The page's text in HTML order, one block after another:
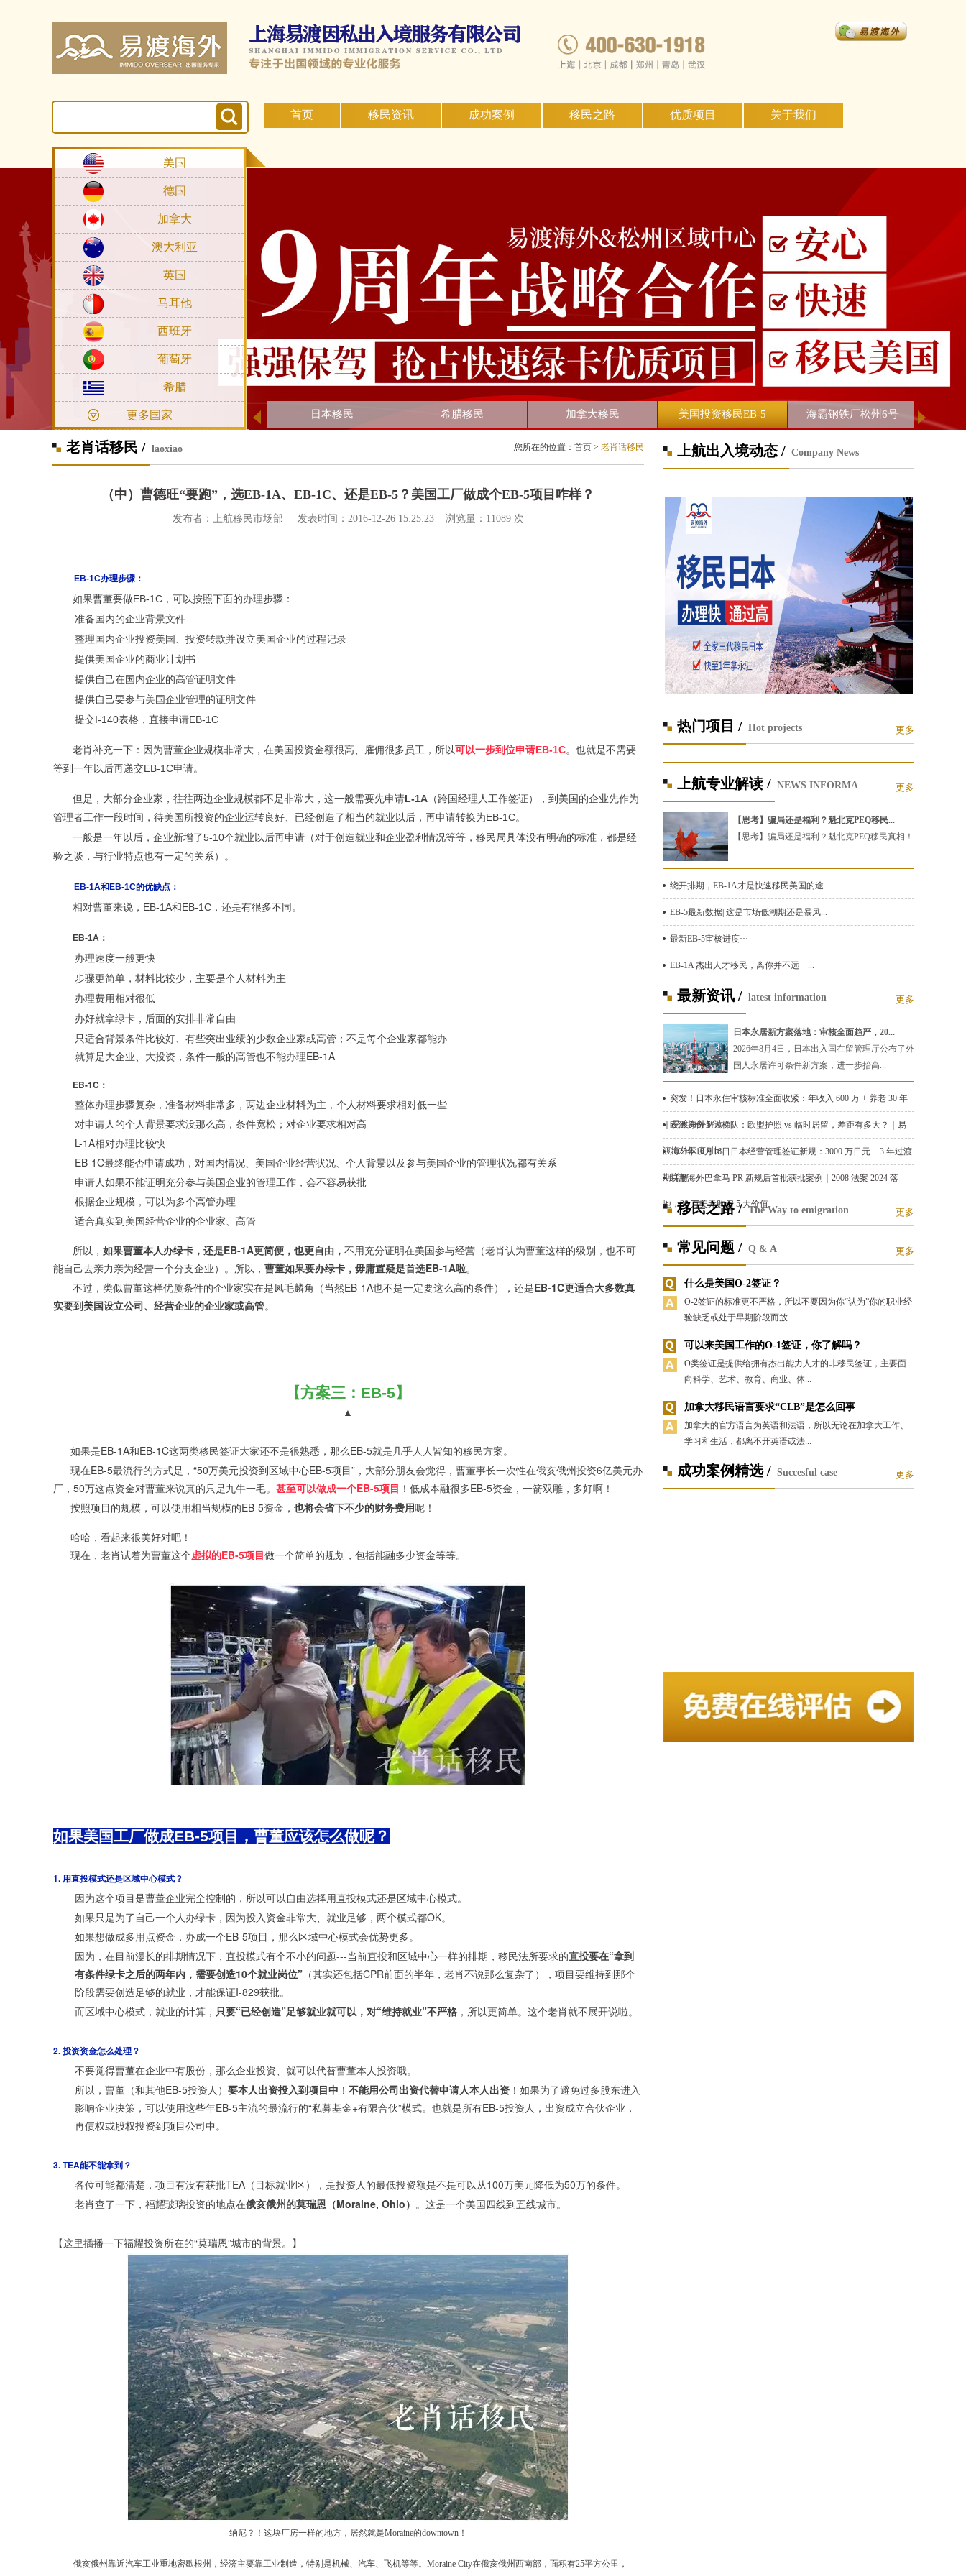
首页 移民资讯 成功案例 移民之路 优质项目 关于我们
美国
德国
加拿大
澳大利亚
英国
马耳他
西班牙
葡萄牙
希腊
更多国家 日本移民 希腊移民 加拿大移民 美国投资移民EB-5 海霸钢铁厂松州6号
老肖话移民 / laoxiao 您所在的位置： 首页 > 老肖话移民
（中）曹德旺“要跑”，选EB-1A、EB-1C、还是EB-5？美国工厂做成个EB-5项目咋样？
发布者：上航移民市场部 发表时间：2016-12-26 15:25:23 浏览量：11089 次
EB-1C办理步骤：
如果曹董要做EB-1C，可以按照下面的办理步骤：
准备国内的企业背景文件
整理国内企业投资美国、投资转款并设立美国企业的过程记录
提供美国企业的商业计划书
提供自己在国内企业的高管证明文件
提供自己要参与美国企业管理的证明文件
提交I-140表格，直接申请EB-1C
老肖补充一下：因为曹董企业规模非常大，在美国投资金额很高、雇佣很多员工，所以可以一步到位申请EB-1C。也就是不需要
等到一年以后再递交EB-1C申请。
但是，大部分企业家，往往两边企业规模都不是非常大，这一般需要先申请L-1A （跨国经理人工作签证），到美国的企业先作为
管理者工作一段时间，待美国所投资的企业运转良好、已经创造了相当的就业以后，再申请转换为EB-1C。
一般是一年以后，企业新增了5-10个就业以后再申请（对于创造就业和企业盈利情况等等，移民局具体没有明确的标准，都是经
验之谈，与行业特点也有一定的关系）。
EB-1A和EB-1C的优缺点：
相对曹董来说，EB-1A和EB-1C，还是有很多不同。
EB-1A：
办理速度一般更快
步骤更简单，材料比较少，主要是个人材料为主
办理费用相对很低
办好就拿绿卡，后面的安排非常自由
只适合背景条件比较好、有些突出业绩的少数企业家或高管；不是每个企业家都能办
就算是大企业、大投资，条件一般的高管也不能办理EB-1A
EB-1C：
整体办理步骤复杂，准备材料非常多，两边企业材料为主，个人材料要求相对低一些
对申请人的个人背景要求没那么高，条件宽松；对企业要求相对高
L-1A相对办理比较快
EB-1C最终能否申请成功，对国内情况、美国企业经营状况、个人背景以及参与美国企业的管理状况都有关系
申请人如果不能证明充分参与美国企业的管理工作，会不容易获批
根据企业规模，可以为多个高管办理
适合真实到美国经营企业的企业家、高管
所以， 如果曹董本人办绿卡，还是EB-1A更简便，也更自由， 不用充分证明在美国参与经营（老肖认为曹董这样的级别，也不可
能自己去亲力亲为经营一个分支企业）。所以， 曹董如果要办绿卡，毋庸置疑是首选EB-1A啦。
不过，类似曹董这样优质条件的企业家实在是凤毛麟角（当然EB-1A也不是一定要这么高的条件），还是EB-1C更适合大多数真
实要到美国设立公司、经营企业的企业家或高管。
【方案三：EB-5】
▲
如果是EB-1A和EB-1C这两类移民签证大家还不是很熟悉，那么EB-5就是几乎人人皆知的移民方案。
现在EB-5最流行的方式是，“50万美元投资到区域中心EB-5项目”，大部分朋友会觉得，曹董事长一次性在俄亥俄州投资6亿美元办
厂，50万这点资金对曹董来说真的只是九牛一毛。 甚至可以做成一个EB-5项目 ！低成本融很多EB-5资金，一箭双雕，多好啊！
按照项目的规模，可以使用相当规模的EB-5资金， 也将会省下不少的财务费用呢！
哈哈，看起来很美好对吧！
现在，老肖试着为曹董这个虚拟的EB-5项目做一个简单的规划，包括能融多少资金等等。
如果美国工厂做成EB-5项目，曹董应该怎么做呢？
1. 用直投模式还是区域中心模式？
因为这个项目是曹董企业完全控制的，所以可以自由选择用直投模式还是区域中心模式。
如果只是为了自己一个人办绿卡，因为投入资金非常大、就业足够，两个模式都OK。
如果想做成多用点资金，办成一个EB-5项目，那么区域中心模式会优势更多。
因为，在目前漫长的排期情况下，直投模式有个不小的问题---当前直投和区域中心一样的排期，移民法所要求的直投要在“拿到
有条件绿卡之后的两年内，需要创造10个就业岗位” （其实还包括CPR前面的半年，老肖不说那么复杂了），项目要维持到那个
阶段需要创造足够的就业，才能保证I-829获批。
而区域中心模式，就业的计算， 只要“已经创造”足够就业就可以，对“维持就业”不严格 ，所以更简单。这个老肖就不展开说啦。
2. 投资资金怎么处理？
不要觉得曹董在企业中有股份，那么企业投资、就可以代替曹董本人投资哦。
所以，曹董（和其他EB-5投资人） 要本人出资投入到项目中 ！ 不能用公司出资代替申请人本人出资 ！如果为了避免过多股东进入
影响企业决策，可以使用这些年EB-5主流的最流行的“私募基金+有限合伙”模式。也就是所有EB-5投资人，出资成立合伙企业，
再债权或股权投资到项目公司中。
3. TEA能不能拿到？
各位可能都清楚，项目有没有获批TEA（目标就业区），是投资人的最低投资额是不是可以从100万美元降低为50万的条件。
老肖查了一下，福耀玻璃投资的地点在俄亥俄州的莫瑞恩（Moraine, Ohio） 。这是一个美国四线到五线城市。
【这里插播一下福耀投资所在的“莫瑞恩”城市的背景。】
纳尼？！这块厂房一样的地方，居然就是Moraine的downtown！
俄亥俄州靠近汽车工业重地密歇根州，经济主要靠工业制造，特别是机械、汽车、飞机等等。Moraine City在俄亥俄州西南部，面积有25平方公里，
上航出入境动态 / Company News
更多
热门项目 / Hot projects
更多
上航专业解读 / NEWS INFORMA
【思考】骗局还是福利？魁北克PEQ移民...
【思考】骗局还是福利？魁北克PEQ移民真相！
绕开排期，EB-1A才是快速移民美国的途...
EB-5最新数据| 这是市场低潮期还是暴风...
最新EB-5审核进度···
EB-1A 杰出人才移民，离你并不远···...
更多
最新资讯 / latest information
日本永居新方案落地：审核全面趋严，20...
2026年8月4日，日本出入国在留管理厅公布了外
国人永居许可条件新方案，进一步抬高...
突发！日本永住审核标准全面收紧：年收入 600 万 + 养老 30 年
｜易渡海外解读
欧洲身份 5 大梯队：欧盟护照 vs 临时居留，差距有多大？｜易
渡海外深度对比
2025年10月16日日本经营管理签证新规：3000 万日元 + 3 年过渡
期详解
易渡海外巴拿马 PR 新规后首批获批案例｜2008 法案 2024 落
地，30 万美元购房 5 大价值
更多
移民之路 / The Way to emigration
更多
常见问题 / Q & A
什么是美国O-2签证？
O-2签证的标准更不严格，所以不要因为你“认为”你的职业经
验缺乏或处于早期阶段而放...
可以来美国工作的O-1签证，你了解吗？
O类签证是提供给拥有杰出能力人才的非移民签证，主要面
向科学、艺术、教育、商业、体...
加拿大移民语言要求“CLB”是怎么回事
加拿大的官方语言为英语和法语，所以无论在加拿大工作、
学习和生活，都离不开英语或法...
更多
成功案例精选 / Succesful case